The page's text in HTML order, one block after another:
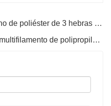
anterior : Cuerda de polietileno de poliéster de 3 hebras POLYDAC
siguiente : Cuerda Derby de multifilamento de polipropileno trenzado sólido